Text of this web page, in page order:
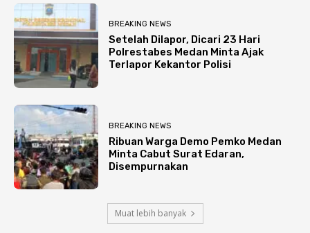
BREAKING NEWS
Setelah Dilapor, Dicari 23 Hari
Polrestabes Medan Minta Ajak
Terlapor Kekantor Polisi
BREAKING NEWS
Ribuan Warga Demo Pemko Medan
Minta Cabut Surat Edaran,
Disempurnakan
Muat lebih banyak